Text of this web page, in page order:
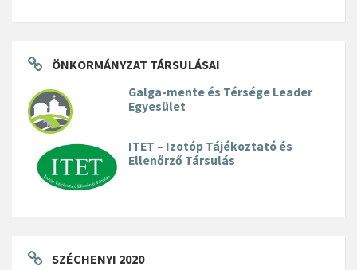
ÖNKORMÁNYZAT TÁRSULÁSAI
Galga-mente és Térsége Leader
Egyesület
ITET – Izotóp Tájékoztató és
Ellenőrző Társulás
SZÉCHENYI 2020